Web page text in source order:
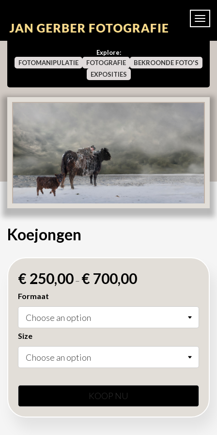
Explore:
FOTOMANIPULATIE
FOTOGRAFIE
BEKROONDE FOTO'S
EXPOSITIES
Koejongen
€ 250,00– € 700,00
Formaat
Size
KOOP NU